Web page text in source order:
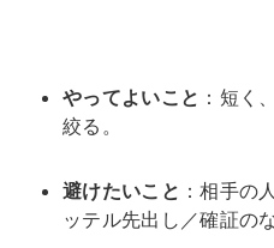
やってよいこと ：短く
絞る。
避けたいこと ：相手の
ッテル先出し／確証の